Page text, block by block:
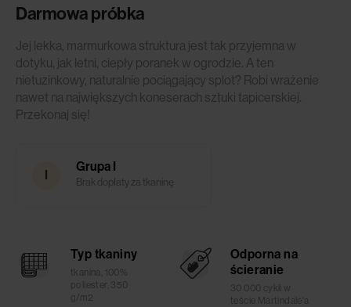
Darmowa próbka
Jej lekka, marmurkowa struktura jest tak przyjemna w
dotyku, jak letni, ciepły poranek w ogrodzie. A ten
nietuzinkowy, naturalnie pociągający splot? Robi wrażenie
nawet na największych koneserach sztuki tapicerskiej.
Przekonaj się!
I
Grupa I
Brak dopłaty za tkaninę
Typ tkaniny
tkanina, 100%
poliester, 350
g/m2
Odporna na
ścieranie
30 000 cykli w
teście Martindale'a